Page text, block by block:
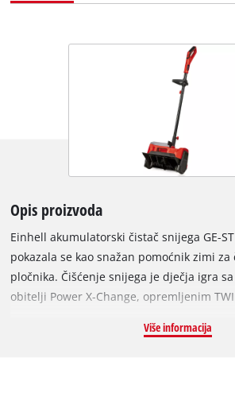
Opis proizvoda
Einhell akumulatorski čistač snijega GE-
pokazala se kao snažan pomoćnik zimi
pločnika. Čišćenje snijega je dječja igra
obitelji Power X-Change, opremljenim
veću snagu i dulje vrijeme rada od
Više informacija